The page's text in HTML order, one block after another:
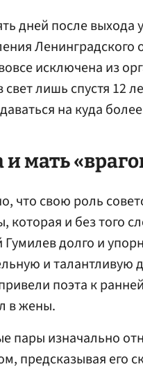
дней после выхода
Ленинградского
исключена из
свет лишь спустя 12
на куда
мать
что свою роль
которая и без того
долго и
и талантливую
поэта к
в жены.
пары изначально
предсказывая его